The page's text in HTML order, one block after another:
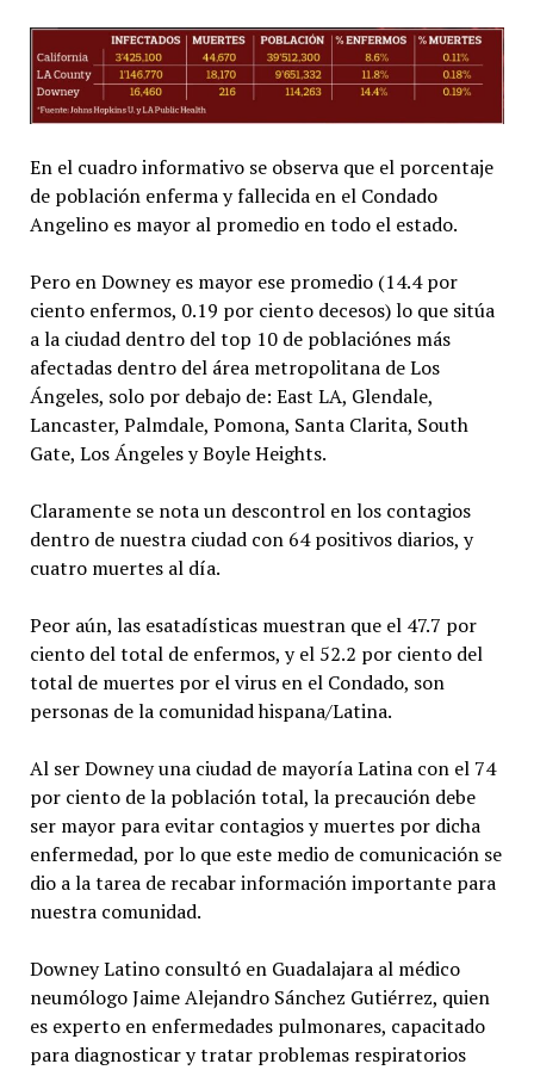
En el cuadro informativo se observa que el porcentaje
de población enferma y fallecida en el Condado
Angelino es mayor al promedio en todo el estado.
Pero en Downey es mayor ese promedio (14.4 por
ciento enfermos, 0.19 por ciento decesos) lo que sitúa
a la ciudad dentro del top 10 de poblaciónes más
afectadas dentro del área metropolitana de Los
Ángeles, solo por debajo de: East LA, Glendale,
Lancaster, Palmdale, Pomona, Santa Clarita, South
Gate, Los Ángeles y Boyle Heights.
Claramente se nota un descontrol en los contagios
dentro de nuestra ciudad con 64 positivos diarios, y
cuatro muertes al día.
Peor aún, las esatadísticas muestran que el 47.7 por
ciento del total de enfermos, y el 52.2 por ciento del
total de muertes por el virus en el Condado, son
personas de la comunidad hispana/Latina.
Al ser Downey una ciudad de mayoría Latina con el 74
por ciento de la población total, la precaución debe
ser mayor para evitar contagios y muertes por dicha
enfermedad, por lo que este medio de comunicación se
dio a la tarea de recabar información importante para
nuestra comunidad.
Downey Latino consultó en Guadalajara al médico
neumólogo Jaime Alejandro Sánchez Gutiérrez, quien
es experto en enfermedades pulmonares, capacitado
para diagnosticar y tratar problemas respiratorios